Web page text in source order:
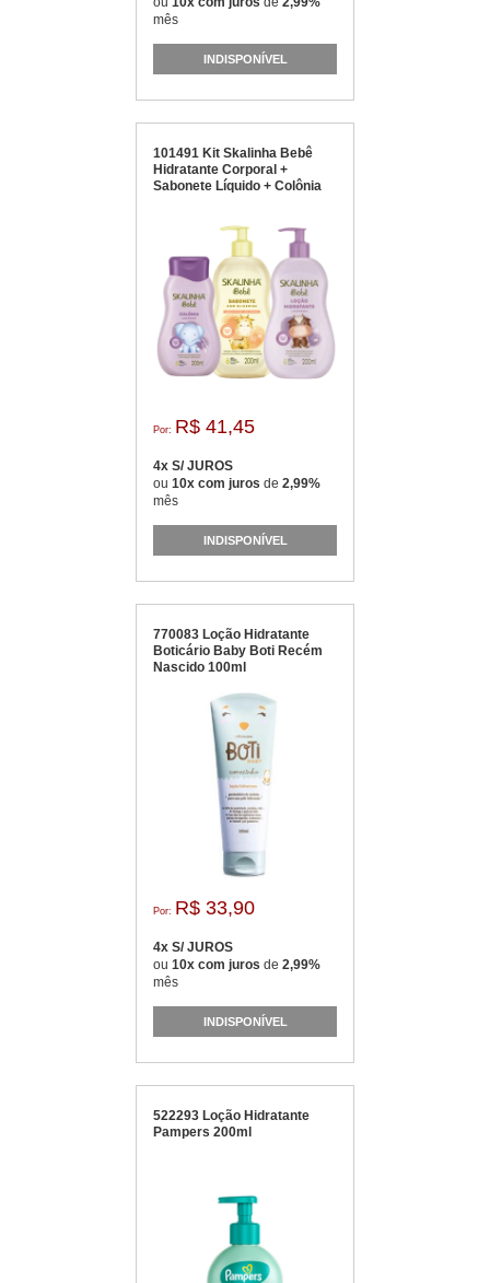
mês
INDISPONÍVEL
101491 Kit Skalinha Bebê
Hidratante Corporal +
Sabonete Líquido + Colônia
Por: R$ 41,45
4x S/ JUROS
ou 10x com juros de 2,99%
mês
INDISPONÍVEL
770083 Loção Hidratante
Boticário Baby Boti Recém
Nascido 100ml
Por: R$ 33,90
4x S/ JUROS
ou 10x com juros de 2,99%
mês
INDISPONÍVEL
522293 Loção Hidratante
Pampers 200ml